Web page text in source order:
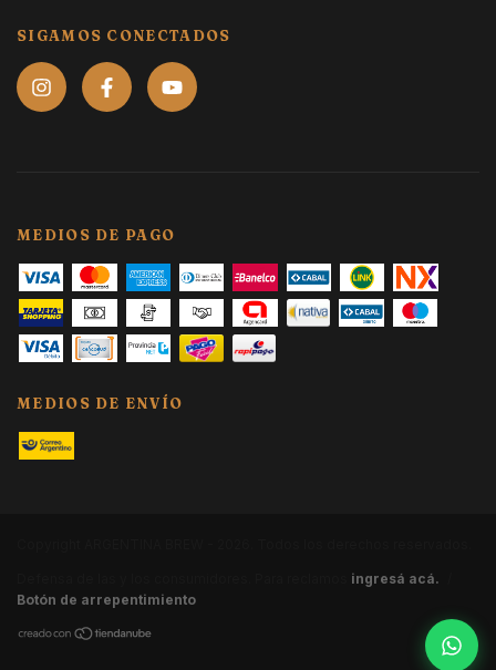
SIGAMOS CONECTADOS
MEDIOS DE PAGO
MEDIOS DE ENVÍO
ingresá acá.
Botón de arrepentimiento